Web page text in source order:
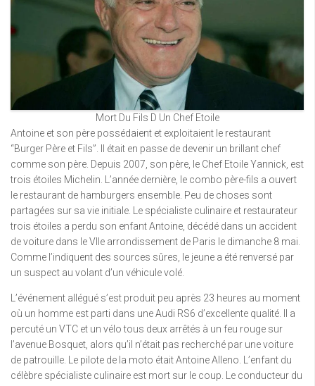
Mort Du Fils D Un Chef Etoile
Antoine et son père possédaient et exploitaient le restaurant
“Burger Père et Fils”. Il était en passe de devenir un brillant chef
comme son père. Depuis 2007, son père, le Chef Etoile Yannick, est
trois étoiles Michelin. L’année dernière, le combo père-fils a ouvert
le restaurant de hamburgers ensemble. Peu de choses sont
partagées sur sa vie initiale. Le spécialiste culinaire et restaurateur
trois étoiles a perdu son enfant Antoine, décédé dans un accident
de voiture dans le VIIe arrondissement de Paris le dimanche 8 mai.
Comme l’indiquent des sources sûres, le jeune a été renversé par
un suspect au volant d’un véhicule volé.
L’événement allégué s’est produit peu après 23 heures au moment
où un homme est parti dans une Audi RS6 d’excellente qualité. Il a
percuté un VTC et un vélo tous deux arrêtés à un feu rouge sur
l’avenue Bosquet, alors qu’il n’était pas recherché par une voiture
de patrouille. Le pilote de la moto était Antoine Alleno. L’enfant du
célèbre spécialiste culinaire est mort sur le coup. Le conducteur du